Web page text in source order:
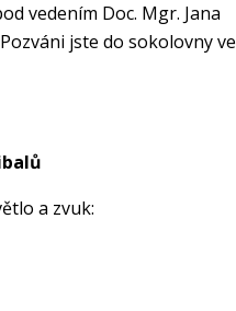
vedením Doc. Mgr. Jana
jste do sokolovny ve
a zvuk: